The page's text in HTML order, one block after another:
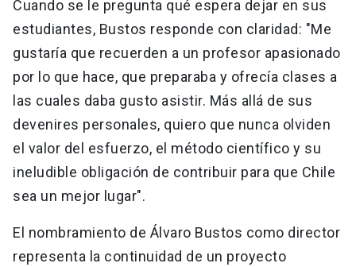
Cuando se le pregunta qué espera dejar en sus
estudiantes, Bustos responde con claridad: "Me
gustaría que recuerden a un profesor apasionado
por lo que hace, que preparaba y ofrecía clases a
las cuales daba gusto asistir. Más allá de sus
devenires personales, quiero que nunca olviden
el valor del esfuerzo, el método científico y su
ineludible obligación de contribuir para que Chile
sea un mejor lugar".
El nombramiento de Álvaro Bustos como director
representa la continuidad de un proyecto